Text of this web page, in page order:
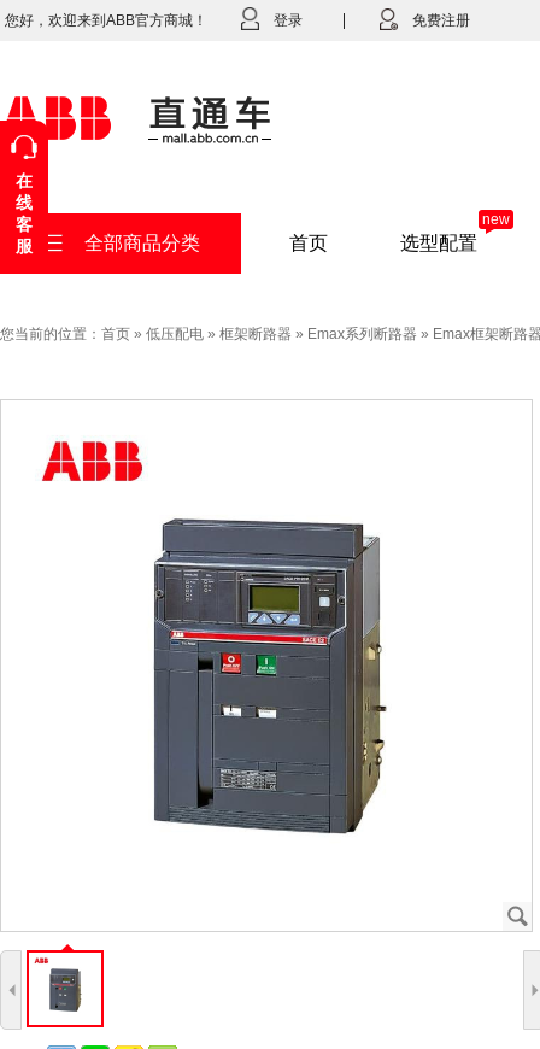
您好，欢迎来到ABB官方商城！ 登录 免费注册
全部商品分类 首页 选型配置
new
您当前的位置： 首页 » 低压配电 » 框架断路器 » Emax系列断路器 » Emax框架断路
J
4
在
线
客
服